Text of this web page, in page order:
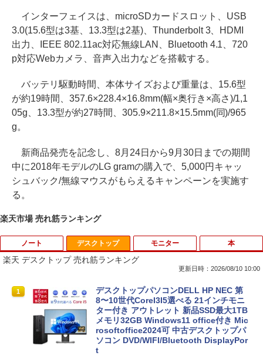
インターフェイスは、microSDカードスロット、USB
3.0(15.6型は3基、13.3型は2基)、Thunderbolt 3、HDMI
出力、IEEE 802.11ac対応無線LAN、Bluetooth 4.1、720
p対応Webカメラ、音声入出力などを搭載する。
バッテリ駆動時間、本体サイズおよび重量は、15.6型
が約19時間、357.6×228.4×16.8mm(幅×奥行き×高さ)/1,1
05g、13.3型が約27時間、305.9×211.8×15.5mm(同)/965
g。
新商品発売を記念し、8月24日から9月30日までの期間
中に2018年モデルのLG gramの購入で、5,000円キャッ
シュバック/無線マウスがもらえるキャンペーンを実施す
る。
楽天市場 売れ筋ランキング
ノート
1
良品 フルHD 15.6インチ TOSHIBA dyna
book B65HU Windows11 卓越性能 第1
1世代Core i5-1135G7 16GB 爆速NVMe
式512GB-SSD カメラ 無線Wi-Fi6 Office
付き Win11【中古ノートパソコン 中古パ
ソコン 中古PC】送料無料 あす楽対応 即
日発送（Windows10も対応可能 Win1
デスクトップ
楽天 デスクトップ 売れ筋ランキング
更新日時：2026/08/10 10:00
1
デスクトップパソコンDELL HP NEC 第
8〜10世代CoreI3I5選べる 21インチモニ
ター付き アウトレット 新品SSD最大1TB
メモリ32GB Windows11 office付き Mic
rosoftoffice2024可 中古デスクトップパ
ソコン DVD/WIFI/Bluetooth DisplayPor
t
モニター 本